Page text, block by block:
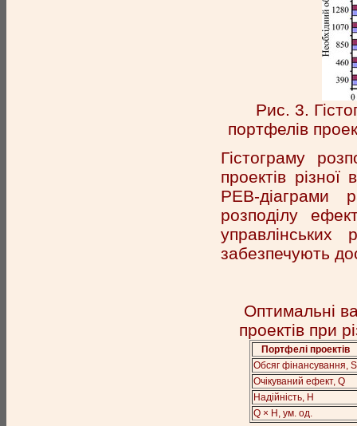
Рис. 3.
портфелів
Гістограму
проектів
РЕВ-діаграми
розподілу
забезпечують
Оптимальні
проектів при
Портфелі проектів
Обсяг фінансування, S
Очікуваний ефект, Q
Надійність, H
Q × H, ум. од.